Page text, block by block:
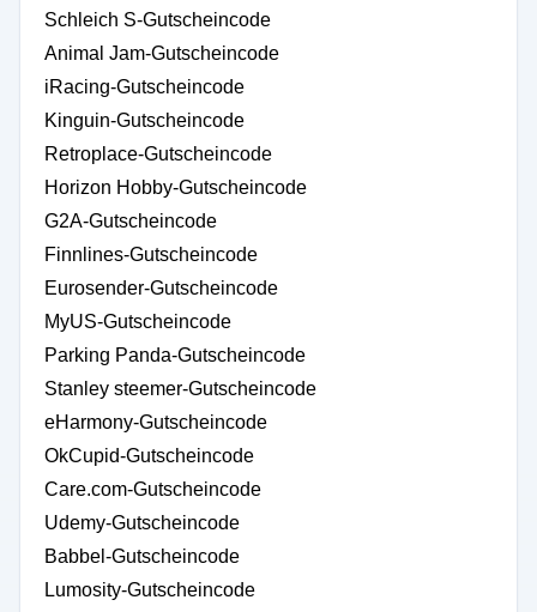
Schleich S-Gutscheincode
Animal Jam-Gutscheincode
iRacing-Gutscheincode
Kinguin-Gutscheincode
Retroplace-Gutscheincode
Horizon Hobby-Gutscheincode
G2A-Gutscheincode
Finnlines-Gutscheincode
Eurosender-Gutscheincode
MyUS-Gutscheincode
Parking Panda-Gutscheincode
Stanley steemer-Gutscheincode
eHarmony-Gutscheincode
OkCupid-Gutscheincode
Care.com-Gutscheincode
Udemy-Gutscheincode
Babbel-Gutscheincode
Lumosity-Gutscheincode